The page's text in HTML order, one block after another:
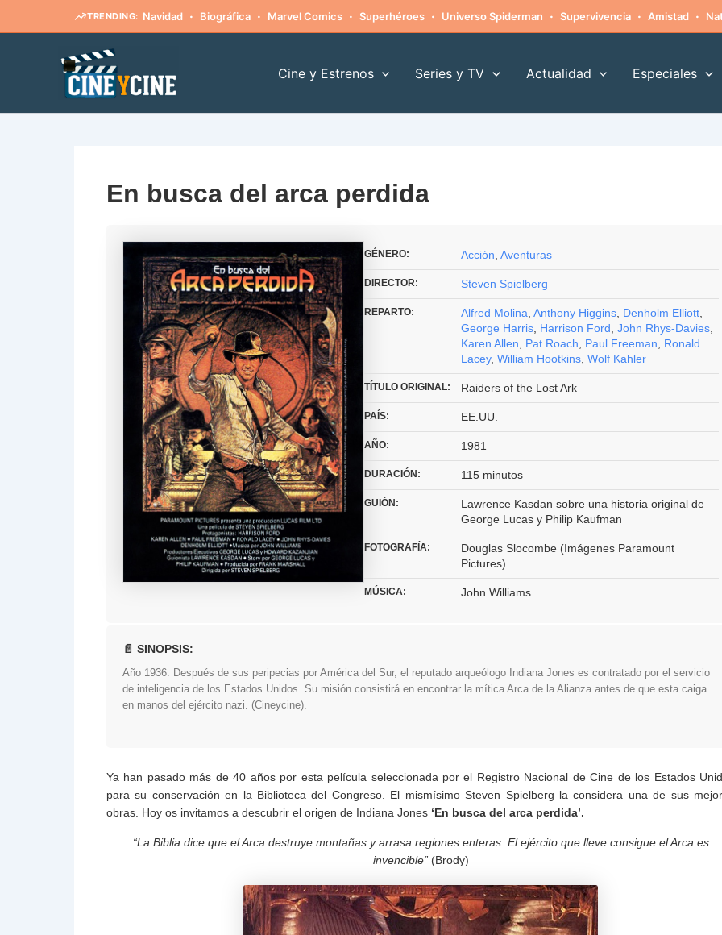
TRENDING: Navidad · Biográfica · Marvel Comics · Superhéroes · Universo Spiderman · Supervivencia · Amistad ·
Cine y Estrenos Series y TV Actualidad Especiales
En busca del arca perdida
GÉNERO: Acción Aventuras
DIRECTOR: Steven Spielberg
REPARTO: Alfred Molina Anthony Higgins Denholm Elliott
George Harris Harrison Ford John Rhys-Davies
Karen Allen
Pat Roach Paul Freeman
Ronald
Lacey, William Hootkins Wolf Kahler
TÍTULO ORIGINAL: Raiders of the Lost Ark
PAÍS: EE.UU.
AÑO: 1981
DURACIÓN: 115 minutos
GUIÓN:
Lawrence Kasdan sobre una historia original de
George Lucas y Philip Kaufman
FOTOGRAFÍA:
Douglas Slocombe (Imágenes Paramount
Pictures)
MÚSICA: John Williams
📄 SINOPSIS:
Año 1936. Después de sus peripecias por América del Sur, el reputado arqueólogo Indiana Jones es contratado por el servicio
de inteligencia de los Estados Unidos. Su misión consistirá en encontrar la mítica Arca de la Alianza antes de que esta caiga
en manos del ejército nazi. (Cineycine).
Ya han pasado más de 40 años por esta película seleccionada por el Registro Nacional de Cine de los Estados
para su conservación en la Biblioteca del Congreso. El mismísimo Steven Spielberg la considera una de sus
obras. Hoy os invitamos a descubrir el origen de Indiana Jones ‘En busca del arca perdida’.
“La Biblia dice que el Arca destruye montañas y arrasa regiones enteras. El ejército que lleve consigue el Arca es
invencible”(Brody)